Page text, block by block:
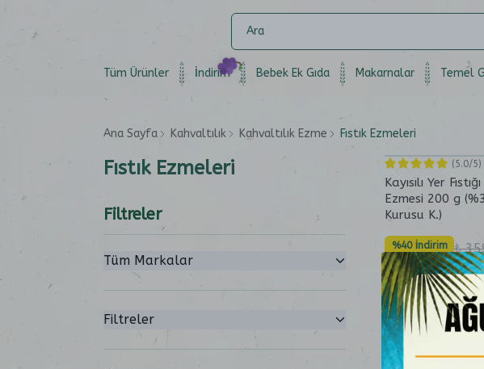
Tüm Ürünler İndirim Bebek Ek Gıda Makarnalar Temel
Ana Sayfa Kahvaltılık Kahvaltılık Ezme Fıstık Ezmeleri
Fıstık Ezmeleri
Filtreler
Tüm Markalar
Filtreler
(5.0/5)
Kayısılı Yer Fıstığı
Ezmesi 200 g
Kurusu K.)
%40 İndirim
Sepete Özel
₺
₺